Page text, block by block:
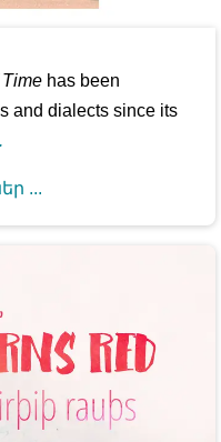
has been
and dialects since its
...